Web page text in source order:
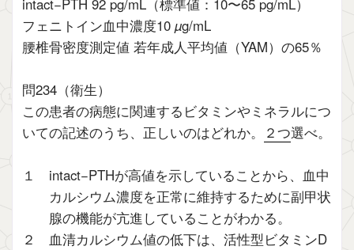
intact−PTH 92 pg/mL（標準値：10〜65 pg/mL）
フェニトイン血中濃度10 µg/mL
腰椎骨密度測定値 若年成人平均値（YAM）の65％
問234（衛生）
この患者の病態に関連するビタミンやミネラルにつ
いての記述のうち、正しいのはどれか。
２つ選べ。
１ intact−PTHが高値を示していることから、血中
カルシウム濃度を正常に維持するために副甲状
腺の機能が亢進していることがわかる。
２ 血清カルシウム値の低下は、活性型ビタミンD